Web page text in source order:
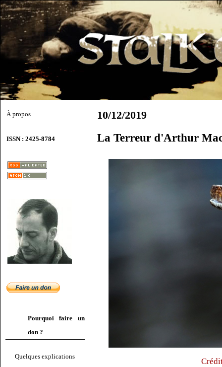
À propos
ISSN : 2425-8784
Pourquoi faire un
don ?
Quelques explications
10/12/2019
La Terreur d'Arthur